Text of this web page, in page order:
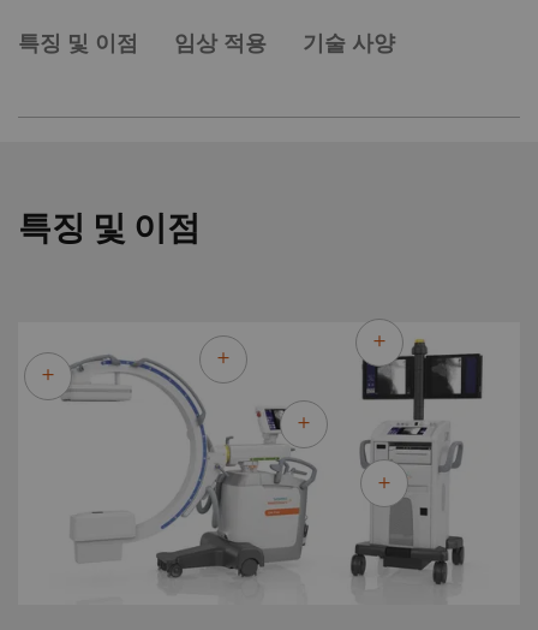
특징 및 이점 임상 적용 기술 사양
특징 및 이점